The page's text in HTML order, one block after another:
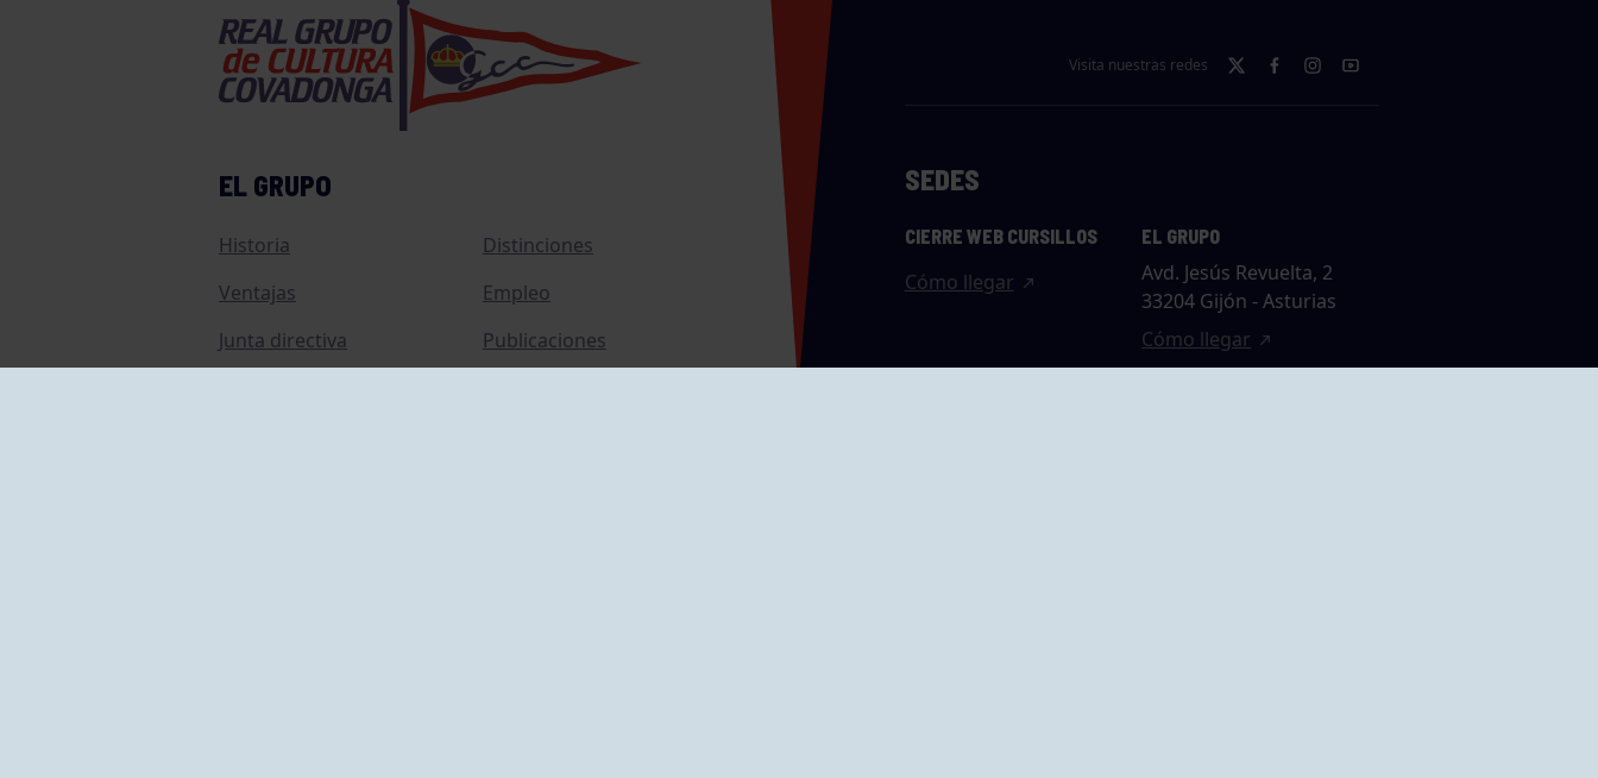
EL GRUPO
Historia
Distinciones
Ventajas
Empleo
Junta directiva
Publicaciones
Visita nuestras redes
SEDES
CIERRE WEB CURSILLOS
Cómo llegar
EL GRUPO
Avd. Jesús Revuelta, 2
33204 Gijón - Asturias
Cómo llegar